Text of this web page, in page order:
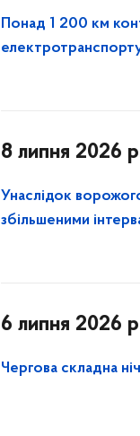
Понад 1 200 км
8 липня 2026
Унаслідок
збільшеними
6 липня 2026
Чергова складна